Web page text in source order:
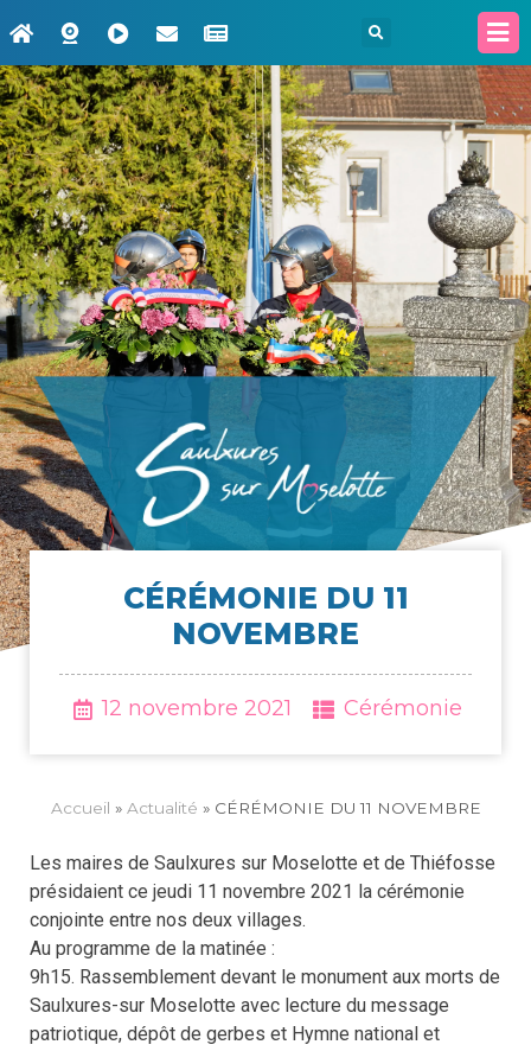
CÉRÉ­MO­NIE DU 11
NOVEMBRE
12 novembre 2021 Cérémonie
Accueil » Actua­li­té » CÉRÉ­MO­NIE DU 11 NOVEMBRE
Les maires de Saulxures sur Moselotte et de Thiéfosse
présidaient ce jeudi 11 novembre 2021 la cérémonie
conjointe entre nos deux villages.
Au programme de la matinée :
9h15. Rassemblement devant le monument aux morts de
Saulxures-sur Moselotte avec lecture du message
patriotique, dépôt de gerbes et Hymne national et